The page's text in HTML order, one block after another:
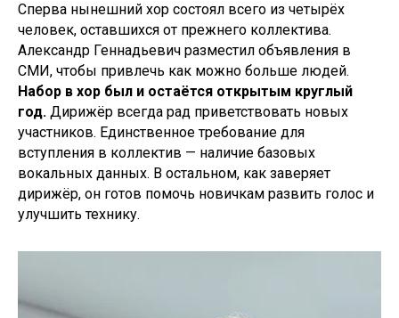
Сперва нынешний хор состоял всего из четырёх
человек, оставшихся от прежнего коллектива.
Александр Геннадьевич разместил объявления в
СМИ, чтобы привлечь как можно больше людей.
Набор в хор был и остаётся открытым круглый
год. Дирижёр всегда рад приветствовать новых
участников. Единственное требование для
вступления в коллектив — наличие базовых
вокальных данных. В остальном, как заверяет
дирижёр, он готов помочь новичкам развить голос и
улучшить технику.